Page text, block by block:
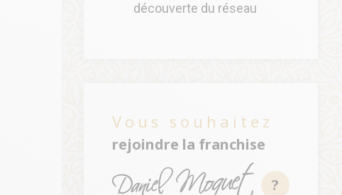
découverte du réseau
Vous souhaitez
rejoindre la franchise
?